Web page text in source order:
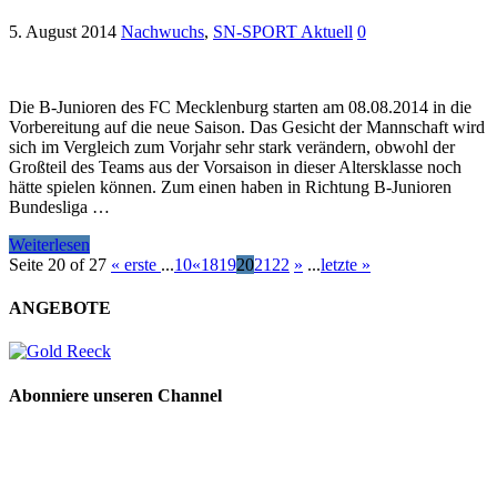
5. August 2014 Nachwuchs, SN-SPORT Aktuell 0
Die B-Junioren des FC Mecklenburg starten am 08.08.2014 in die
Vorbereitung auf die neue Saison. Das Gesicht der Mannschaft wird
sich im Vergleich zum Vorjahr sehr stark verändern, obwohl der
Großteil des Teams aus der Vorsaison in dieser Altersklasse noch
hätte spielen können. Zum einen haben in Richtung B-Junioren
Bundesliga …
Weiterlesen
Seite 20 of 27 « erste ...10«18192021 22 » ...letzte »
ANGEBOTE
Abonniere unseren Channel